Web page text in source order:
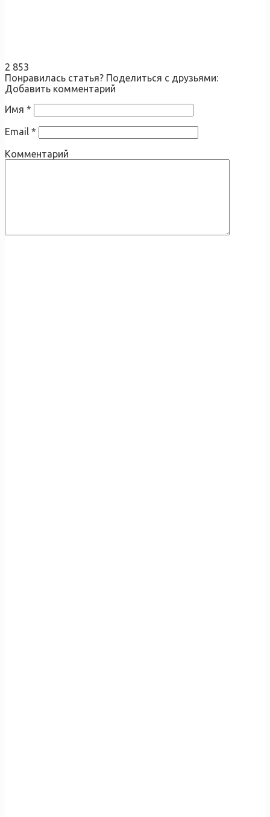
2 853
Понравилась статья? Поделиться с друзьями:
Добавить комментарий
Имя *
Email *
Комментарий